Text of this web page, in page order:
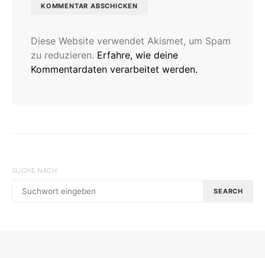
Diese Website verwendet Akismet, um Spam
zu reduzieren. Erfahre, wie deine
Kommentardaten verarbeitet werden.
SUCHE NACH:
SEARCH